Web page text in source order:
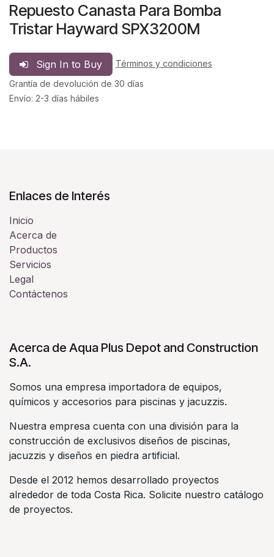
Repuesto Canasta Para Bomba
Tristar Hayward SPX3200M
Sign In to Buy
Términos y condiciones
Grantía de devolución de 30 días
Envío: 2-3 días hábiles
Enlaces de Interés
Inicio
Acerca de
Productos
Servicios
Legal
Contáctenos
Acerca de Aqua Plus Depot and Construction
S.A.
Somos una empresa importadora de equipos,
químicos y accesorios para piscinas y jacuzzis.
Nuestra empresa cuenta con una división para la
construcción de exclusivos diseños de piscinas,
jacuzzis y diseños en piedra artificial.
Desde el 2012 hemos desarrollado proyectos
alrededor de toda Costa Rica. Solicite nuestro catálogo
de proyectos.